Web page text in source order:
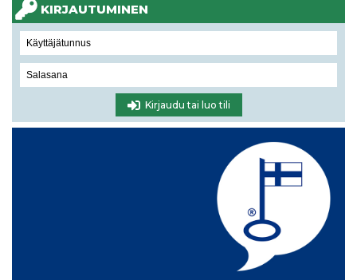
KIRJAUTUMINEN
Kirjaudu tai luo tili